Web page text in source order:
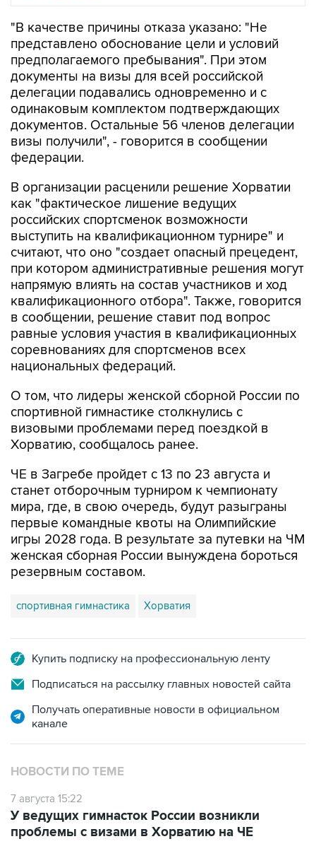
"В качестве причины отказа указано: "Не
представлено обоснование цели и условий
предполагаемого пребывания". При этом
документы на визы для всей российской
делегации подавались одновременно и с
одинаковым комплектом подтверждающих
документов. Остальные 56 членов делегации
визы получили", - говорится в сообщении
федерации.
В организации расценили решение Хорватии
как "фактическое лишение ведущих
российских спортсменок возможности
выступить на квалификационном турнире" и
считают, что оно "создает опасный прецедент,
при котором административные решения могут
напрямую влиять на состав участников и ход
квалификационного отбора". Также, говорится
в сообщении, решение ставит под вопрос
равные условия участия в квалификационных
соревнованиях для спортсменов всех
национальных федераций.
О том, что лидеры женской сборной России по
спортивной гимнастике столкнулись с
визовыми проблемами перед поездкой в
Хорватию, сообщалось ранее.
ЧЕ в Загребе пройдет с 13 по 23 августа и
станет отборочным турниром к чемпионату
мира, где, в свою очередь, будут разыграны
первые командные квоты на Олимпийские
игры 2028 года. В результате за путевки на ЧМ
женская сборная России вынуждена бороться
резервным составом.
спортивная гимнастика Хорватия
Купить подписку на профессиональную ленту
Подписаться на рассылку главных новостей сайта
Получать оперативные новости в официальном
канале
НОВОСТИ ПО ТЕМЕ
7 августа 15:22
У ведущих гимнасток России возникли
проблемы с визами в Хорватию на ЧЕ